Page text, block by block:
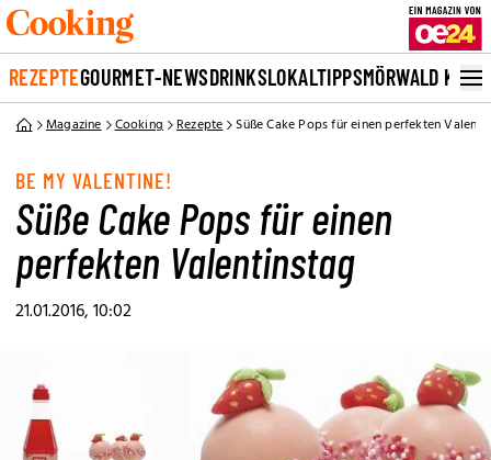
REZEPTEGOURMET-NEWSDRINKSLOKALTIPPSMÖRWALD
Magazine Cooking Rezepte Süße Cake Pops für einen perfekten
BE MY VALENTINE!
Süße Cake Pops für einen
perfekten Valentinstag
21.01.2016, 10:02